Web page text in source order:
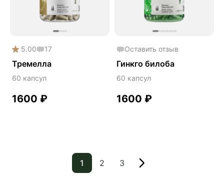
5.00 17
Тремелла
60 капсул
1600 ₽
Оставить отзыв
Гинкго билоба
60 капсул
1600 ₽
1 2 3